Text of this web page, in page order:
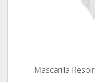
Mascarilla